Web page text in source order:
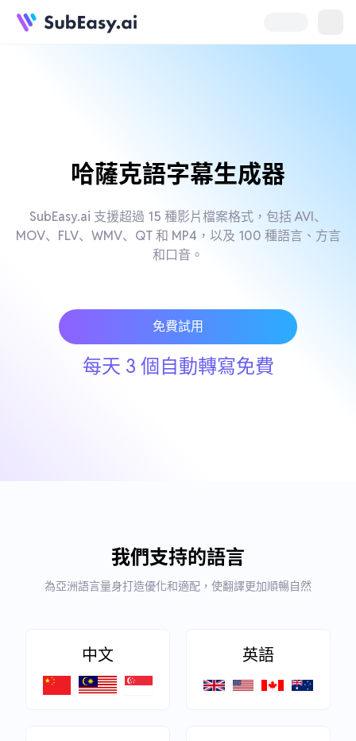
哈薩克語字幕生成器
SubEasy.ai 支援超過 15 種影片檔案格式，包括 AVI、
MOV、FLV、WMV、QT 和 MP4，以及 100 種語言、方言
和口音。
免費試用
每天 3 個自動轉寫免費
我們支持的語言
為亞洲語言量身打造優化和適配，使翻譯更加順暢自然
中文 英語